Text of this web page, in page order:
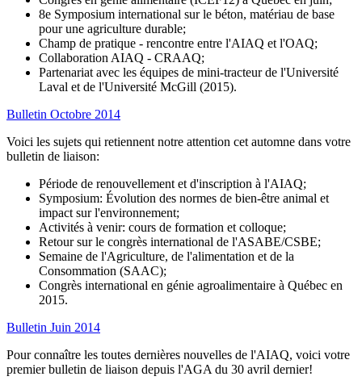
8e Symposium international sur le béton, matériau de base
pour une agriculture durable;
Champ de pratique - rencontre entre l'AIAQ et l'OAQ;
Collaboration AIAQ - CRAAQ;
Partenariat avec les équipes de mini-tracteur de l'Université
Laval et de l'Université McGill (2015).
Bulletin Octobre 2014
Voici les sujets qui retiennent notre attention cet automne dans votre
bulletin de liaison:
Période de renouvellement et d'inscription à l'AIAQ;
Symposium: Évolution des normes de bien-être animal et
impact sur l'environnement;
Activités à venir: cours de formation et colloque;
Retour sur le congrès international de l'ASABE/CSBE;
Semaine de l'Agriculture, de l'alimentation et de la
Consommation (SAAC);
Congrès international en génie agroalimentaire à Québec en
2015.
Bulletin Juin 2014
Pour connaître les toutes dernières nouvelles de l'AIAQ, voici votre
premier bulletin de liaison depuis l'AGA du 30 avril dernier!